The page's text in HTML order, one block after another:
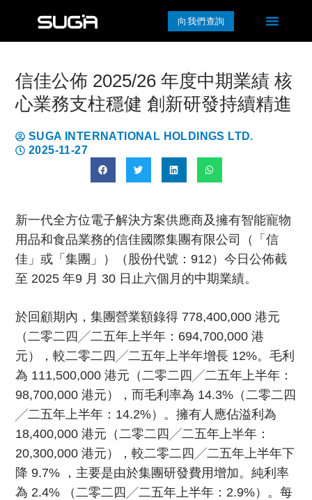
向我們查詢
信佳公佈 2025/26 年度中期業績 核
心業務支柱穩健 創新研發持續精進
SUGA INTERNATIONAL HOLDINGS LTD.
2025-11-27
新一代全方位電子解決方案供應商及擁有智能寵物
用品和食品業務的信佳國際集團有限公司（「信
佳」或「集團」）（股份代號：912）今日公佈截
至 2025 年9 月 30 日止六個月的中期業績。
於回顧期內，集團營業額錄得 778,400,000 港元
（二零二四╱二五年上半年：694,700,000 港
元），較二零二四╱二五年上半年增長 12%。毛利
為 111,500,000 港元（二零二四╱二五年上半年：
98,700,000 港元），而毛利率為 14.3%（二零二四
╱二五年上半年：14.2%）。擁有人應佔溢利為
18,400,000 港元（二零二四╱二五年上半年：
20,300,000 港元），較二零二四╱二五年上半年下
降 9.7% ，主要是由於集團研發費用增加。純利率
為 2.4% （二零二四╱二五年上半年：2.9%）。每